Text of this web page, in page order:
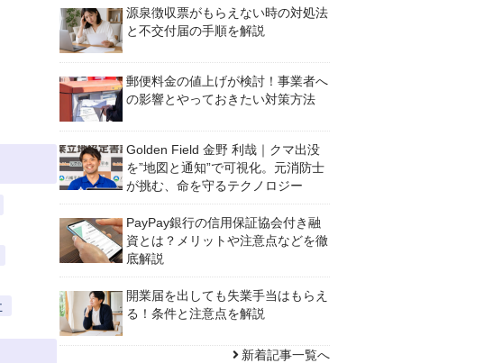
源泉徴収票がもらえない時の対処法
と不交付届の手順を解説
郵便料金の値上げが検討！事業者へ
の影響とやっておきたい対策方法
Golden Field 金野 利哉｜クマ出没
を”地図と通知”で可視化。元消防士
が挑む、命を守るテクノロジー
PayPay銀行の信用保証協会付き融
資とは？メリットや注意点などを徹
底解説
開業届を出しても失業手当はもらえ
る！条件と注意点を解説
新着記事一覧へ